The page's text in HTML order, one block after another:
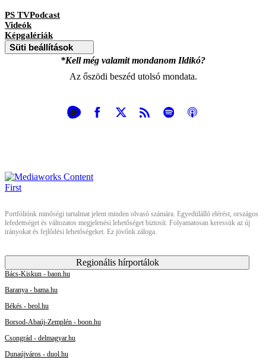
PS TVPodcast
Videók
Képgalériák
Süti beállítások
*Kell még valamit mondanom Ildikó?
Az őszödi beszéd utolsó mondata.
Portfóliónk minőségi tartalmat jelent minden olvasó számára. Egyedülálló elérést, országos
lefedettséget és változatos megjelenési lehetőséget biztosít. Folyamatosan keressük az új
irányokat és fejlődési lehetőségeket. Ez jövőnk záloga.
Regionális hírportálok
Bács-Kiskun - baon.hu
Baranya - bama.hu
Békés - beol.hu
Borsod-Abaúj-Zemplén - boon.hu
Csongrád - delmagyar.hu
Dunaújváros - duol.hu